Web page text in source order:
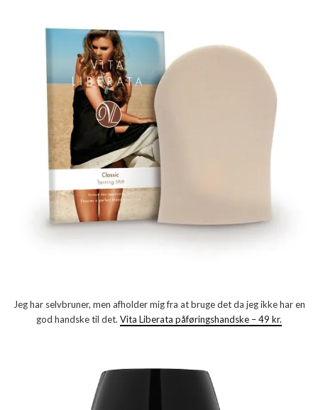
Jeg har selvbruner, men afholder mig fra at bruge det da jeg ikke har en
god handske til det. Vita Liberata påføringshandske – 49 kr.